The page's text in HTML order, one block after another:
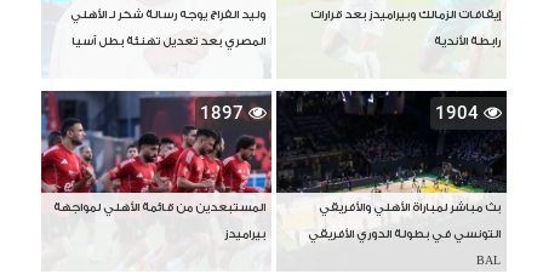
إيقافات الزمالك وبيراميدز بعد قرارات
رابطة الأندية
وليد الفراج يوجه رسالة شكر لـ الأهلي
المصري بعد تعديل تهنئة بطل آسيا
1904
بث مباشر لمباراة الأهلي والأفريقي
التونسي في بطولة الدوري الأفريقي
BAL
1897
المستبعدين من قائمة الأهلي لمواجهة
بيراميدز